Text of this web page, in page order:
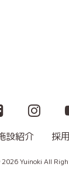
設紹介 採
Yuinoki All